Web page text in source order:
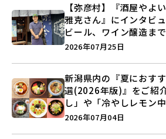
【弥彦村】『酒屋やよ
雅克さん』にインタビ
ビール、ワイン醸造ま
史”に迫る♪
2026年07月25日
新潟県内の『夏におす
選(2026年版)』をご紹
し」や「冷やしレモン
ラインアップ♪
2026年07月04日